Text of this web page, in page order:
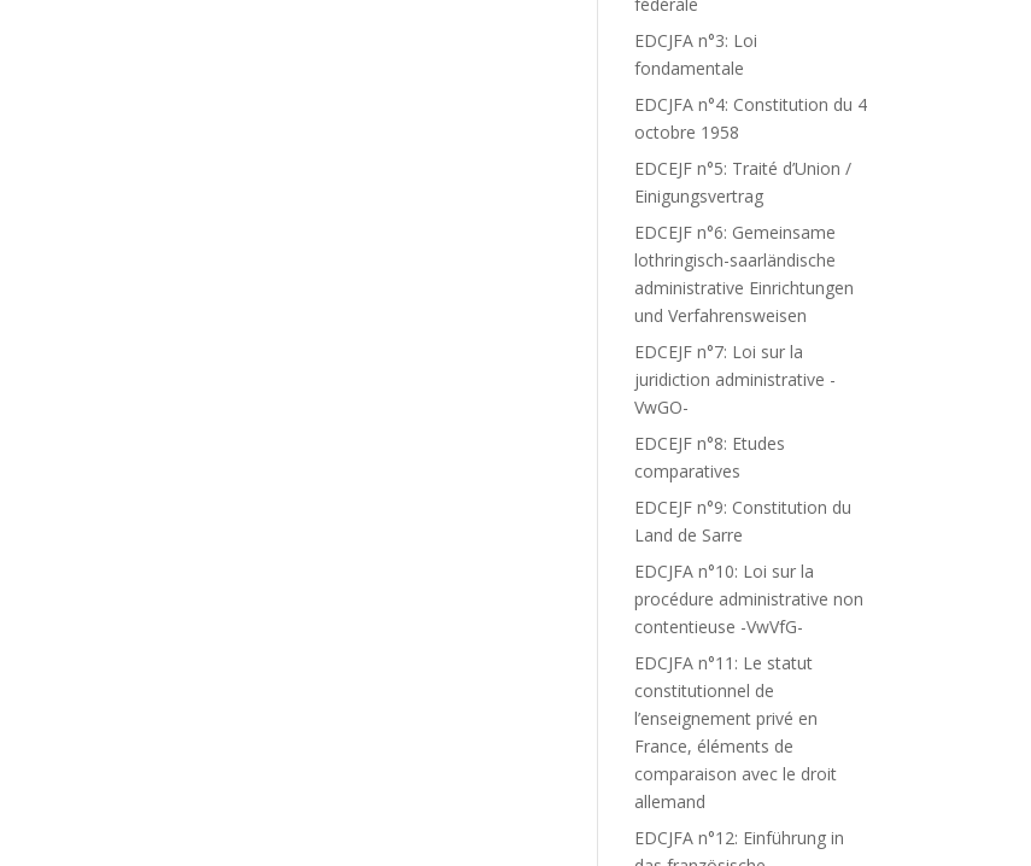
EDCJFA n°3: Loi
fondamentale
EDCJFA n°4: Constitution du 4
octobre 1958
EDCEJF n°5: Traité d’Union /
Einigungsvertrag
EDCEJF n°6: Gemeinsame
lothringisch-saarländische
administrative Einrichtungen
und Verfahrensweisen
EDCEJF n°7: Loi sur la
juridiction administrative -
VwGO-
EDCEJF n°8: Etudes
comparatives
EDCEJF n°9: Constitution du
Land de Sarre
EDCJFA n°10: Loi sur la
procédure administrative non
contentieuse -VwVfG-
EDCJFA n°11: Le statut
constitutionnel de
l’enseignement privé en
France, éléments de
comparaison avec le droit
allemand
EDCJFA n°12: Einführung in